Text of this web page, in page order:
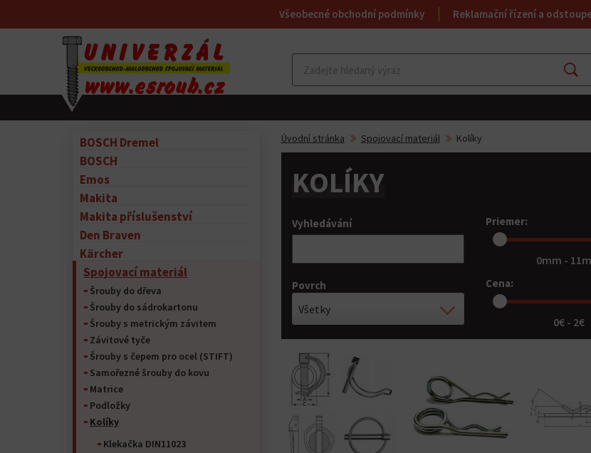
Všeobecné obchodní podmínky Reklamační řízení a
Najít
BOSCH Dremel
BOSCH
Emos
Makita
Makita příslušenství
Den Braven
Kärcher
Spojovací materiál
Šrouby do dřeva
Šrouby do sádrokartonu
Šrouby s metrickým závitem
Závitové tyče
Šrouby s čepem pro ocel (STIFT)
Samořezné šrouby do kovu
Matrice
Podložky
Kolíky
Klekačka DIN11023
Úvodní stránka Spojovací materiál Kolíky
KOLÍKY
Vyhledávání Priemer:
0mm -
Povrch
Všetky
Cena:
0€ - 2€